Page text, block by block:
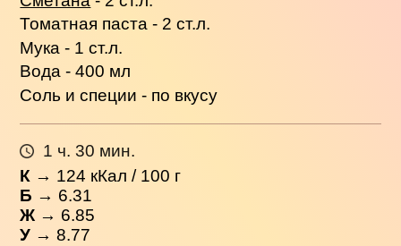
Томатная паста - 2 ст.л.
Мука - 1 ст.л.
Вода - 400 мл
Соль и специи - по вкусу
1 ч. 30 мин.
К → 124 кКал / 100 г
Б → 6.31
Ж → 6.85
У → 8.77